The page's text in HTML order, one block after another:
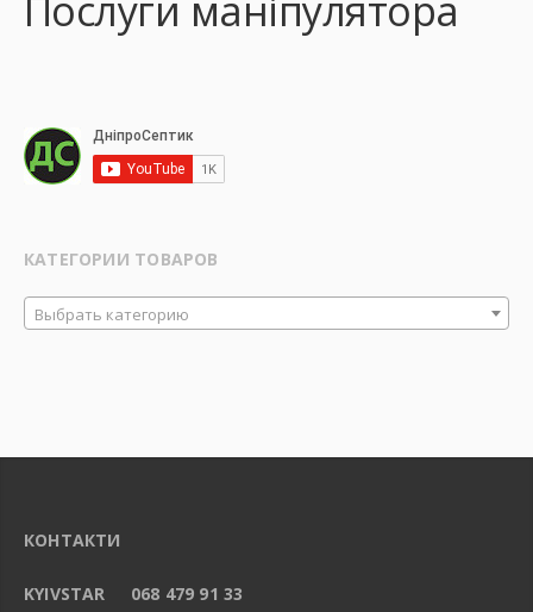
КАТЕГОРИИ ТОВАРОВ
Выбрать категорию
КОНТАКТИ
KYIVSTAR 068 479 91 33